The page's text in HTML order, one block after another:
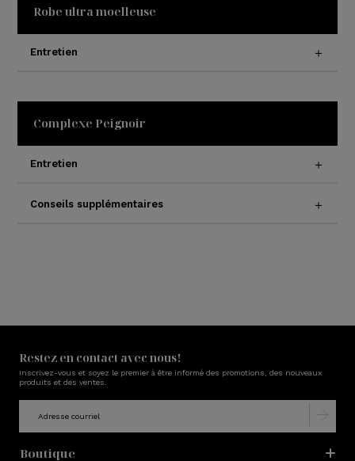
Robe ultra moelleuse
Entretien
Complexe Peignoir
Entretien
Conseils supplémentaires
Restez en contact avec nous!
Inscrivez-vous et soyez le premier à être informé des promotions, des nouveaux
produits et des ventes.
Boutique